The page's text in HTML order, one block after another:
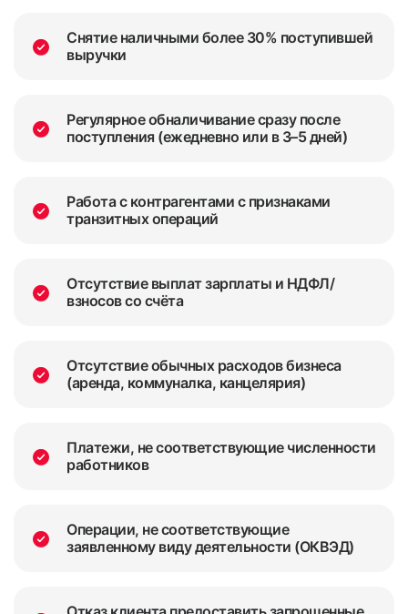
Снятие наличными более 30% поступившей
выручки
Регулярное обналичивание сразу после
поступления (ежедневно или в 3–5 дней)
Работа с контрагентами с признаками
транзитных операций
Отсутствие выплат зарплаты и НДФЛ/
взносов со счёта
Отсутствие обычных расходов бизнеса
(аренда, коммуналка, канцелярия)
Платежи, не соответствующие численности
работников
Операции, не соответствующие
заявленному виду деятельности (ОКВЭД)